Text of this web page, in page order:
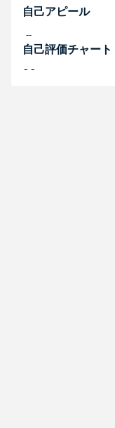
自己アピール
--
自己評価チャート
--